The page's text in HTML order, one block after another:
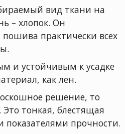
вид ткани на
– хлопок. Он
пошива практически всех
и устойчивым к усадке
как лен.
решение, то
тонкая, блестящая
показателями прочности.